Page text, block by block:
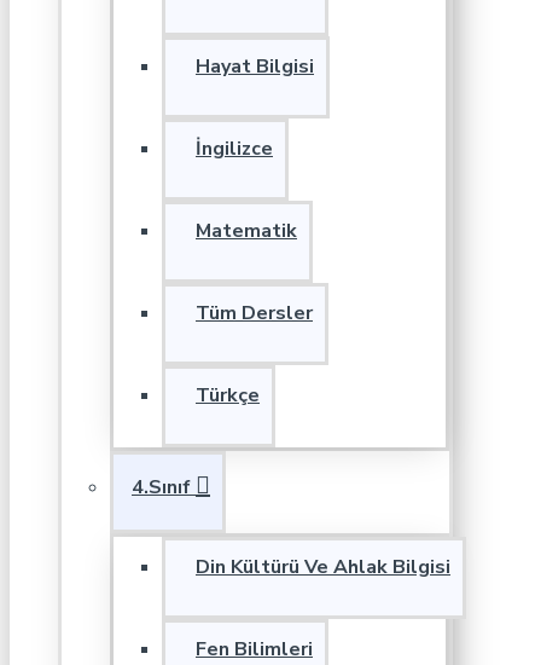
Hayat Bilgisi
İngilizce
Matematik
Tüm Dersler
Türkçe
4.Sınıf
Din Kültürü Ve Ahlak Bilgisi
Fen Bilimleri